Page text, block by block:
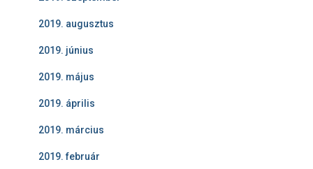
2019. augusztus
2019. június
2019. május
2019. április
2019. március
2019. február